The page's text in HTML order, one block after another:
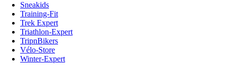
Sneakids
Training-Fit
Trek Expert
Triathlon-Expert
TripnBikers
Vélo-Store
Winter-Expert